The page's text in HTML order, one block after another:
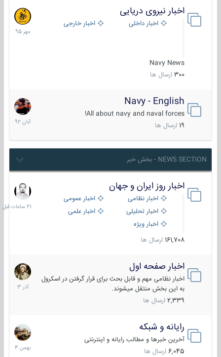
اخبار نیروی دریایی
اخبار داخلی اخبار خارجی
Navy News
300 ارسال ها
27
مهر
1395
Navy - English
All about navy and naval forces!
ارسال ها
22
آبان
1392
NEWS SECTION - بخش خبر
اخبار روز ایران و جهان
اخبار نظامی
اخبار عمومی
اخبار تحلیلی
اخبار علمی
اخبار ویژه
161,708 ارسال ها
21
ساعات
قبل
اخبار صفحه اول
اخبار نظامی مهم و قابل بحث برای قرار گرفتن در اسکرول
به این بخش منتقل میشوند.
2,339 ارسال ها
7
آذر
1403
رایانه و شبکه
آخرین خبرها و مطالب رایانه و اینترنتی
6,045 ارسال ها
30
بهمن
1404